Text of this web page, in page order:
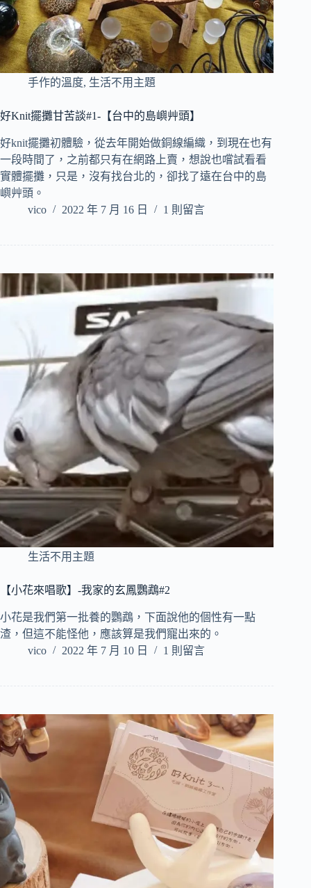
手作的溫度, 生活不用主題
好Knit擺攤甘苦談#1-【台中的島嶼艸頭】
好knit擺攤初體驗，從去年開始做銅線編織，到現在也有
一段時間了，之前都只有在網路上賣，想說也嚐試看看
實體擺攤，只是，沒有找台北的，卻找了遠在台中的島
嶼艸頭。
vico
2022 年 7 月 16 日 1 則留言
生活不用主題
【小花來唱歌】-我家的玄鳳鸚鵡#2
小花是我們第一批養的鸚鵡，下面說他的個性有一點
渣，但這不能怪他，應該算是我們寵出來的。
vico
2022 年 7 月 10 日 1 則留言